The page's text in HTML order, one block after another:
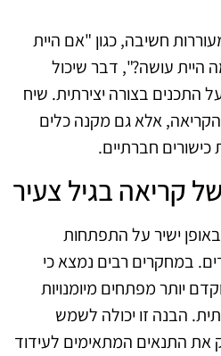
חשיבה, כגון "אם היית
היית עושה?", דבר שיכול
התכנים בצורה יצירתית. שיח
אלא גם מקנה כלים
חברתיים.
קריאה בגיל צעיר
ישיר על התפתחות
במחקרים רבים נמצא כי
יותר מפתחים מיומנויות
הבנה זו יכולה לשמש
את התנאים המתאימים לעידוד